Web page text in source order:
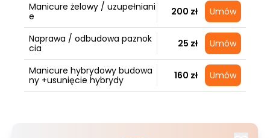
Manicure żelowy / uzupełniani
e
200 zł Umów
Naprawa / odbudowa paznok
cia
25 zł Umów
Manicure hybrydowy budowa
ny +usunięcie hybrydy
160 zł Umów